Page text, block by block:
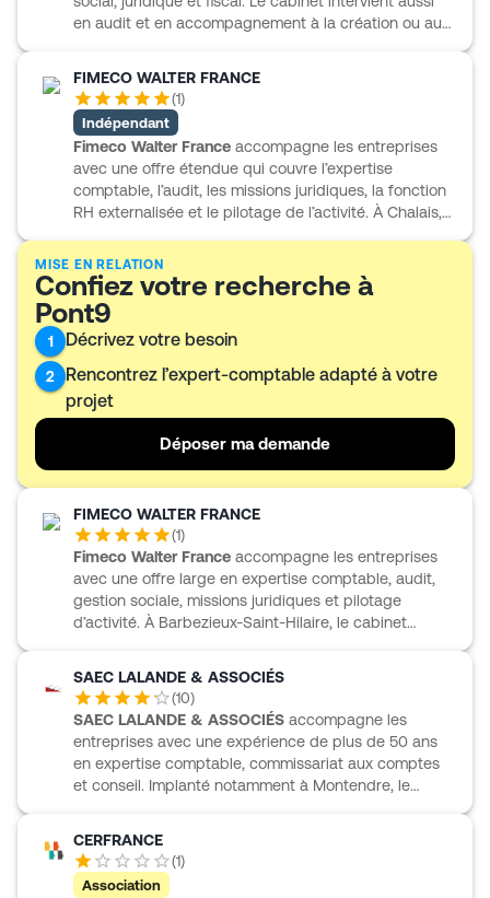
régulier et une capacité d’intervention rapide, dans
une relation de travail claire, disponible et concrète.
en audit et en accompagnement à la création ou au
comptable. SAGECO travaille auprès des PME, PMI,
professions libérales, artisans, commerçants,
associations, ainsi que des acteurs agricoles et
viticoles. Cette connaissance du monde viticole et
agricole s’appuie sur des outils de gestion adaptés,
notamment pour les prix de revient des récoltes et
l’élaboration des prévisionnels. Des prestations en
anglais sont également proposées.
FIMECO WALTER FRANCE
(1)
Indépendant
Fimeco Walter France accompagne les entreprises
avec une offre étendue qui couvre l’expertise
comptable, l’audit, les missions juridiques, la fonction
RH externalisée et le pilotage de l’activité. À Chalais,
bien identifiés, avec des approches dédiées à
l’agriculture, au tourisme, au BTP, à l’hôtellerie-
restauration, à l’immobilier, aux associations, aux
professions libérales et aux PME. L’accompagnement
intègre également des outils de pilotage et des
solutions développées par sa filiale informatique,
dans une logique de suivi concret, d’organisation et
d’appui à la gestion au quotidien.
MISE EN RELATION
Confiez votre recherche à
Pont9
1 Décrivez votre besoin
2
Rencontrez l’expert-comptable adapté à votre
projet
Déposer ma demande
FIMECO WALTER FRANCE
(1)
Fimeco Walter France accompagne les entreprises
avec une offre large en expertise comptable, audit,
gestion sociale, missions juridiques et pilotage
d’activité. À Barbezieux-Saint-Hilaire, le cabinet
adaptée aux profils et aux métiers. Les contenus
mettent en avant des expertises dédiées à
l’exploitation agricole, aux industries, au tourisme, aux
associations, aux professions libérales ainsi qu’aux
PME. Fimeco Walter France intervient aussi sur
l’externalisation des fonctions comptables et RH, le
contrôle des structures, la fiscalité locale et les enjeux
développés par sa filiale informatique.
SAEC LALANDE & ASSOCIÉS
(10)
SAEC LALANDE & ASSOCIÉS accompagne les
entreprises avec une expérience de plus de 50 ans
en expertise comptable, commissariat aux comptes
et conseil. Implanté notamment à Montendre, le
selon des rythmes mensuels, trimestriels ou annuels.
Chaque collaborateur prend en charge un
CERFRANCE
(1)
Association